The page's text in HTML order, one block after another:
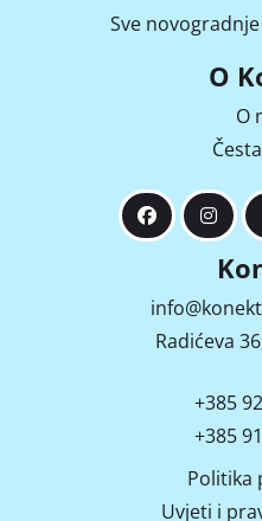
Sve
O
O
Radićeva
+385
+385
Politika
Uvjeti i